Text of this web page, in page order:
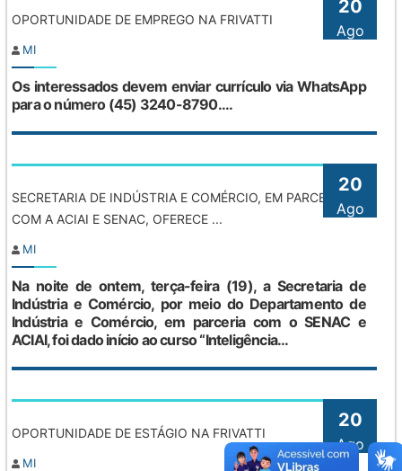
20
Ago
OPORTUNIDADE DE EMPREGO NA FRIVATTI
MI
Os interessados devem enviar currículo via WhatsApp
para o número (45) 3240-8790....
20
Ago
SECRETARIA DE INDÚSTRIA E COMÉRCIO, EM PARCERIA
COM A ACIAI E SENAC, OFERECE ...
MI
Na noite de ontem, terça-feira (19), a Secretaria de
Indústria e Comércio, por meio do Departamento de
Indústria e Comércio, em parceria com o SENAC e
ACIAI, foi dado início ao curso “Inteligência...
20
Ago
OPORTUNIDADE DE ESTÁGIO NA FRIVATTI
MI